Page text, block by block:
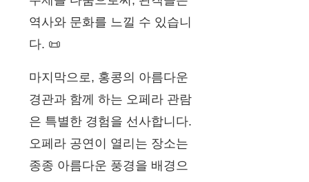
역사와 문화를 느낄 수 있습니
다. 📜
마지막으로, 홍콩의 아름다운
경관과 함께 하는 오페라 관람
은 특별한 경험을 선사합니다.
오페라 공연이 열리는 장소는
종종 아름다운 풍경을 배경으